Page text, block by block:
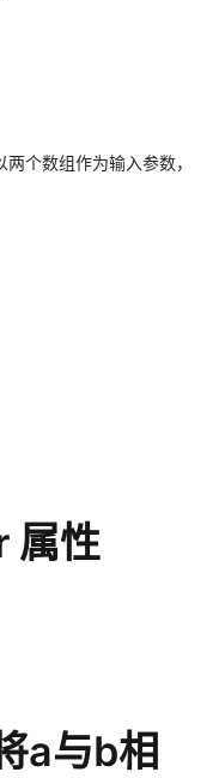
个数组作为输入参数，
属性
a与b相